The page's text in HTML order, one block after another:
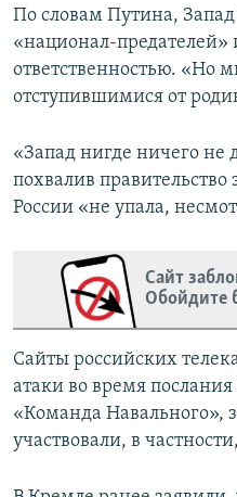
По словам Путина, Запад
«национал-
ответственностью. «Но
отступившимися от
«Запад нигде ничего не
похвалив правительство
России «не упала,
Сайт
Обойдите
Сайты российских
атаки во время
«Команда Навального»,
участвовали, в